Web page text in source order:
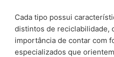
Cada tipo possui
distintos de reciclabilidade,
importância de contar com
especializados que